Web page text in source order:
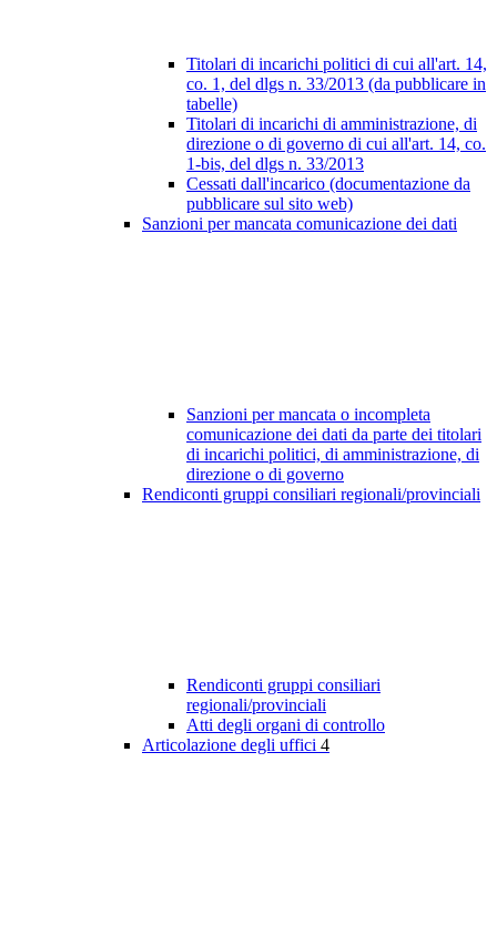
Titolari di incarichi politici di cui all'art. 14,
co. 1, del dlgs n. 33/2013 (da pubblicare in
tabelle)
Titolari di incarichi di amministrazione, di
direzione o di governo di cui all'art. 14, co.
1-bis, del dlgs n. 33/2013
Cessati dall'incarico (documentazione da
pubblicare sul sito web)
Sanzioni per mancata comunicazione dei dati
Sanzioni per mancata o incompleta
comunicazione dei dati da parte dei titolari
di incarichi politici, di amministrazione, di
direzione o di governo
Rendiconti gruppi consiliari regionali/provinciali
Rendiconti gruppi consiliari
regionali/provinciali
Atti degli organi di controllo
Articolazione degli uffici 4